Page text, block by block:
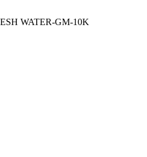
WATER-GM-10K